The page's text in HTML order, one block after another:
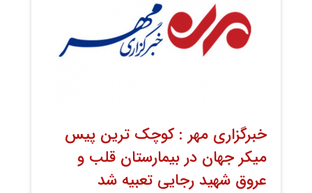
خبرگزاری مهر : کوچک ترین پیس
میکر جهان در بیمارستان قلب و
عروق شهید رجایی تعبیه شد